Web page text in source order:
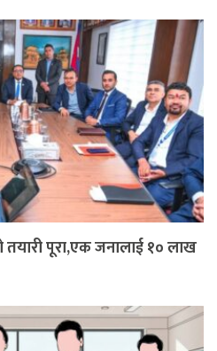
तयारी पूरा,एक जनालाई १० लाख